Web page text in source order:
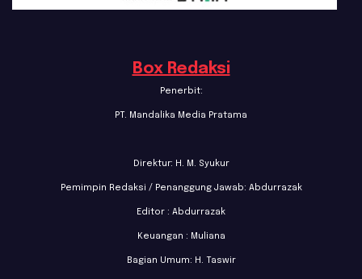
Box Redaksi
Penerbit:
PT. Mandalika Media Pratama
Direktur: H. M. Syukur
Pemimpin Redaksi / Penanggung Jawab: Abdurrazak
Editor : Abdurrazak
Keuangan : Muliana
Bagian Umum: H. Taswir